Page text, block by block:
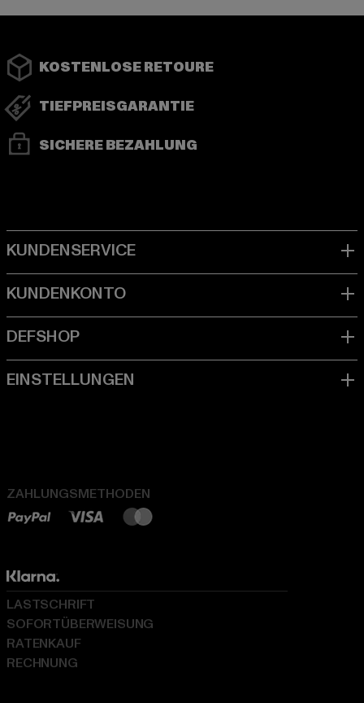
KOSTENLOSE RETOURE
TIEFPREISGARANTIE
SICHERE BEZAHLUNG
ZAHLUNGSMETHODEN
LASTSCHRIFT
SOFORTÜBERWEISUNG
RATENKAUF
RECHNUNG